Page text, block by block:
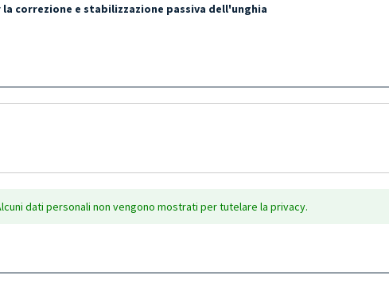
correzione e stabilizzazione passiva dell'unghia
dati personali non vengono mostrati per tutelare la privacy.